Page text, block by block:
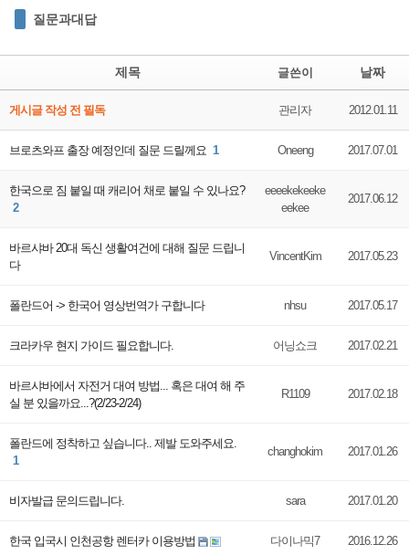
질문과대답
제목 글쓴이 날짜
게시글 작성 전 필독 관리자 2012.01.11
브로츠와프 출장 예정인데 질문 드릴께요 1 Oneeng 2017.07.01
한국으로 짐 붙일 때 캐리어 채로 붙일 수 있나요?
2
eeeekekeeke
eekee
2017.06.12
바르샤바 20대 독신 생활여건에 대해 질문 드립니
다
VincentKim 2017.05.23
폴란드어 -> 한국어 영상번역가 구합니다 nhsu 2017.05.17
크라카우 현지 가이드 필요합니다. 어닝쇼크 2017.02.21
바르샤바에서 자전거 대여 방법... 혹은 대여 해 주
실 분 있을까요...?(2/23-2/24)
R1109 2017.02.18
폴란드에 정착하고 싶습니다.. 제발 도와주세요.
1
changhokim 2017.01.26
비자발급 문의드립니다. sara 2017.01.20
한국 입국시 인천공항 렌터카 이용방법 다이나믹7 2016.12.26